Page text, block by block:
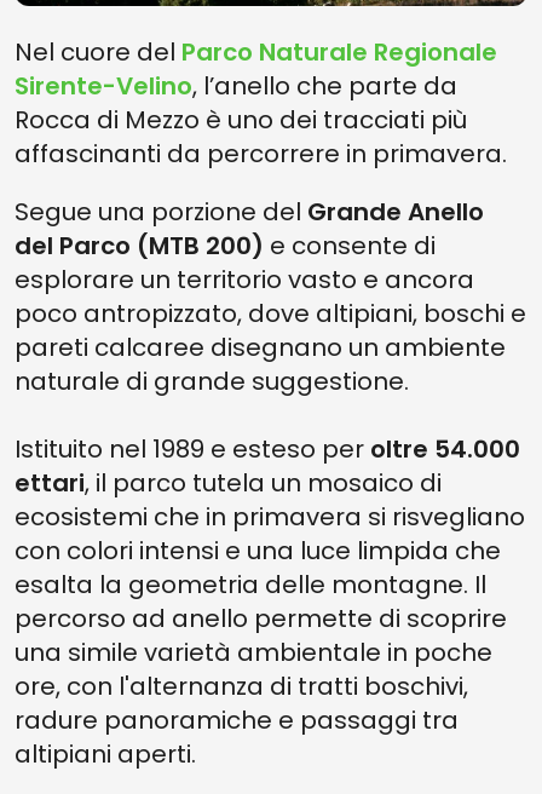
Nel cuore del Parco Naturale Regionale
Sirente-Velino, l’anello che parte da
Rocca di Mezzo è uno dei tracciati più
affascinanti da percorrere in primavera.
Segue una porzione del Grande Anello
del Parco (MTB 200) e consente di
esplorare un territorio vasto e ancora
poco antropizzato, dove altipiani, boschi e
pareti calcaree disegnano un ambiente
naturale di grande suggestione.
Istituito nel 1989 e esteso per oltre 54.000
ettari, il parco tutela un mosaico di
ecosistemi che in primavera si risvegliano
con colori intensi e una luce limpida che
esalta la geometria delle montagne. Il
percorso ad anello permette di scoprire
una simile varietà ambientale in poche
ore, con l'alternanza di tratti boschivi,
radure panoramiche e passaggi tra
altipiani aperti.